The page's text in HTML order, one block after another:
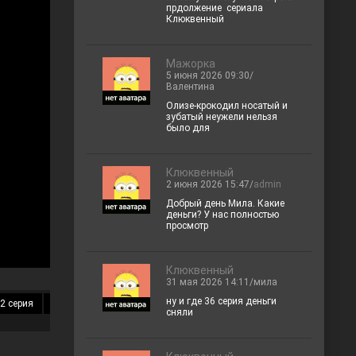
серия 14 серия 15 серия 16 серия
прдолжение сериала
Клюквенный
Мажорка
5 июня 2026 09:30/
Валентина
Олизе-крокодил носатый и
зубатый неужели нельзя
было для
Клюквенный
2 июня 2026 15:47/admin
Добрый день Мила. Какие
деньги? У нас полностью
просмотр
Клюквенный
31 мая 2026 14:11/мила
ну и где 36 серия деньги
сняли